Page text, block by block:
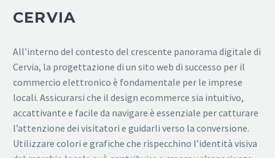
CERVIA
All’interno del contesto del crescente panorama digitale di
Cervia, la progettazione di un sito web di successo per il
commercio elettronico è fondamentale per le imprese
locali. Assicurarsi che il design ecommerce sia intuitivo,
accattivante e facile da navigare è essenziale per catturare
l’attenzione dei visitatori e guidarli verso la conversione.
Utilizzare colori e grafiche che rispecchino l’identità visiva